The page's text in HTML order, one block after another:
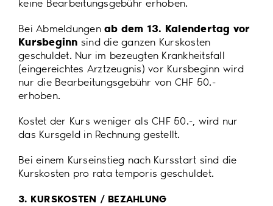
keine Bearbeitungsgebühr erhoben.
Bei Abmeldungenab dem 13. Kalendertag vor
Kursbeginn sind die ganzen Kurskosten
geschuldet. Nur im bezeugten Krankheitsfall
(eingereichtes Arztzeugnis) vor Kursbeginn wird
nur die Bearbeitungsgebühr von CHF 50.-
erhoben.
Kostet der Kurs weniger als CHF 50.-, wird nur
das Kursgeld in Rechnung gestellt.
Bei einem Kurseinstieg nach Kursstart sind die
Kurskosten pro rata temporis geschuldet.
3. KURSKOSTEN / BEZAHLUNG